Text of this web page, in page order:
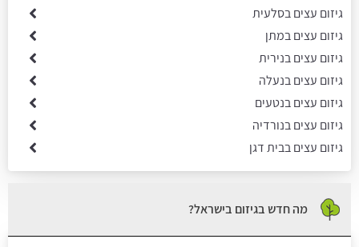
גיזום עצים בסלעית
גיזום עצים במתן
גיזום עצים בנירית
גיזום עצים בנעלה
גיזום עצים בנטעים
גיזום עצים בנורדיה
גיזום עצים בבית דגן
מה חדש בגיזום בישראל?